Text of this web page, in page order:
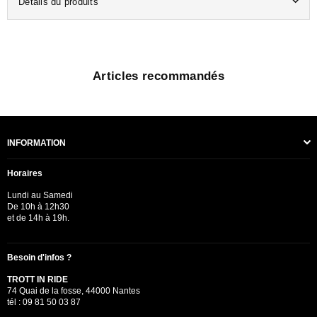
Articles recommandés
INFORMATION
Horaires
Lundi au Samedi
De 10h à 12h30
et de 14h à 19h.
Besoin d'infos ?
TROTT IN RIDE
74 Quai de la fosse, 44000 Nantes
tél : 09 81 50 03 87